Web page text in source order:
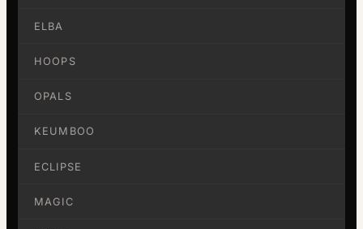
ELBA
HOOPS
OPALS
KEUMBOO
ECLIPSE
MAGIC